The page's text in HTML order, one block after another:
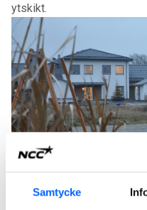
Samtycke
ytskikt.